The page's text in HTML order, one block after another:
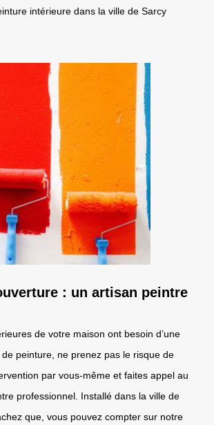
intérieure dans la ville de Sarcy
: un artisan peintre
de votre maison ont besoin d’une
peinture, ne prenez pas le risque de
par vous-même et faites appel au
professionnel. Installé dans la ville de
que, vous pouvez compter sur notre